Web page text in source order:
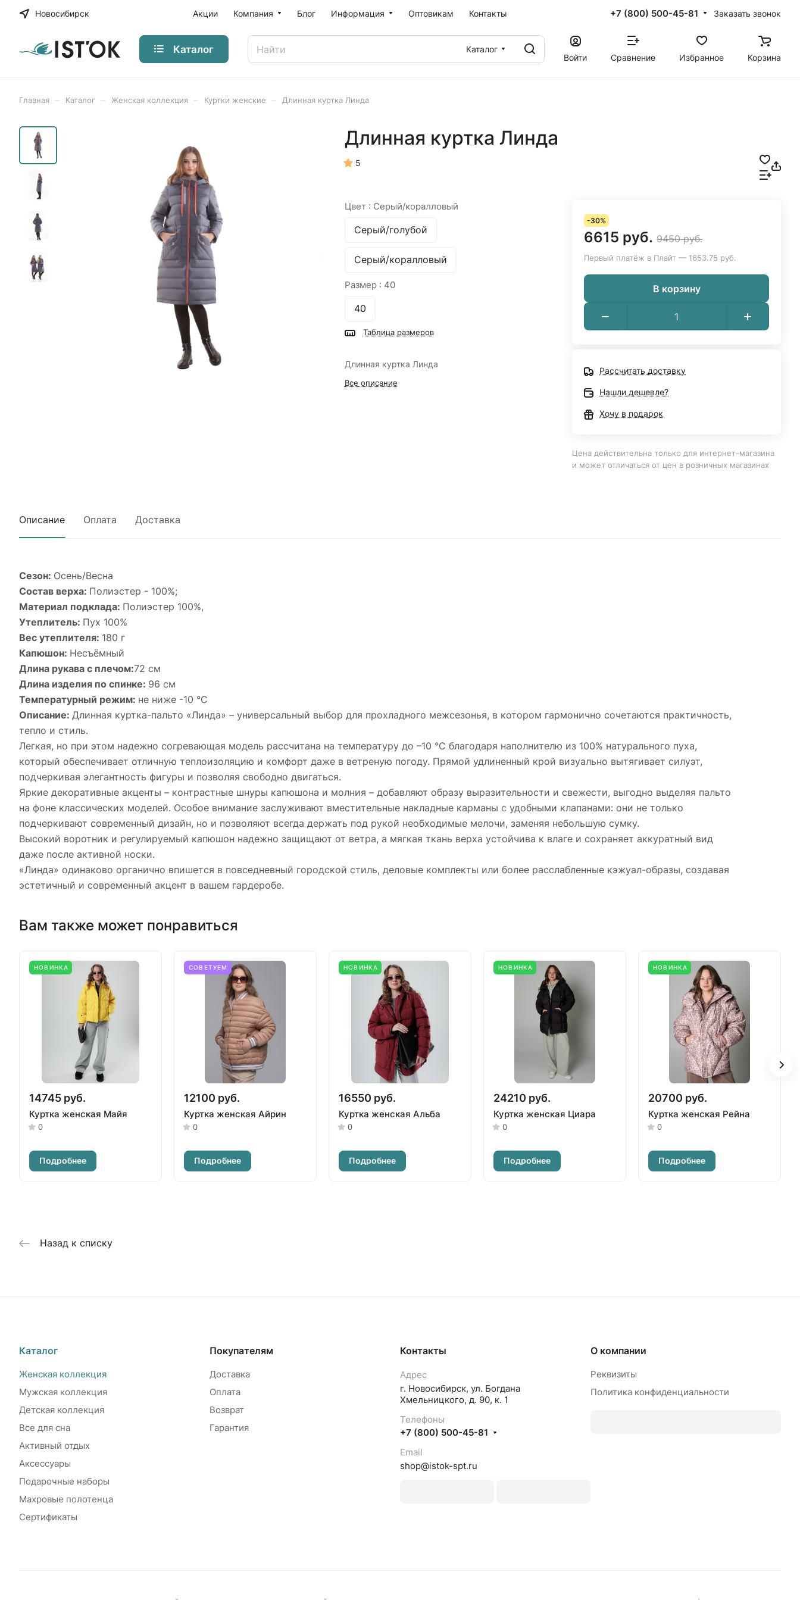
Новосибирск Акции Компания Блог Информация Оптовикам Контакты +7 (800) 500-45-81 Заказать звонок
Каталог
Каталог
Войти
Сравнение Избранное Корзина
Главная Каталог Женская коллекция Куртки женские Длинная куртка Линда
Длинная куртка Линда
5
Цвет : Серый/коралловый
Серый/голубой
Серый/коралловый
Размер : 40
40
Таблица размеров
Длинная куртка Линда
Все описание
-30%
6615 руб. 9450 руб.
Первый платёж в Плайт — 1653.75 руб.
В корзину
Рассчитать доставку
Нашли дешевле?
Хочу в подарок
Цена действительна только для интернет-магазина
и может отличаться от цен в розничных магазинах
Описание Оплата Доставка
Сезон: Осень/Весна
Состав верха: Полиэстер - 100%;
Материал подклада: Полиэстер 100%,
Утеплитель: Пух 100%
Вес утеплителя: 180 г
Капюшон: Несъёмный
Длина рукава с плечом:72 см
Длина изделия по спинке: 96 см
Температурный режим: не ниже -10 °С
Описание: Длинная куртка-пальто «Линда» – универсальный выбор для прохладного межсезонья, в котором гармонично сочетаются практичность,
тепло и стиль.
Легкая, но при этом надежно согревающая модель рассчитана на температуру до –10 °С благодаря наполнителю из 100% натурального пуха,
который обеспечивает отличную теплоизоляцию и комфорт даже в ветреную погоду. Прямой удлиненный крой визуально вытягивает силуэт,
подчеркивая элегантность фигуры и позволяя свободно двигаться.
Яркие декоративные акценты – контрастные шнуры капюшона и молния – добавляют образу выразительности и свежести, выгодно выделяя пальто
на фоне классических моделей. Особое внимание заслуживают вместительные накладные карманы с удобными клапанами: они не только
подчеркивают современный дизайн, но и позволяют всегда держать под рукой необходимые мелочи, заменяя небольшую сумку.
Высокий воротник и регулируемый капюшон надежно защищают от ветра, а мягкая ткань верха устойчива к влаге и сохраняет аккуратный вид
даже после активной носки.
«Линда» одинаково органично впишется в повседневный городской стиль, деловые комплекты или более расслабленные кэжуал-образы, создавая
эстетичный и современный акцент в вашем гардеробе.
Вам также может понравиться
НОВИНКА
14745 руб.
Куртка женская Майя
0
Подробнее
СОВЕТУЕМ
12100 руб.
Куртка женская Айрин
0
Подробнее
НОВИНКА
16550 руб.
Куртка женская Альба
0
Подробнее
НОВИНКА
24210 руб.
Куртка женская Циара
0
Подробнее
НОВИНКА
20700 руб.
Куртка женская Рейна
0
Подробнее
Назад к списку
Каталог
Женская коллекция
Мужская коллекция
Детская коллекция
Все для сна
Активный отдых
Аксессуары
Подарочные наборы
Махровые полотенца
Сертификаты
Покупателям
Доставка
Оплата
Возврат
Гарантия
Контакты
Адрес
г. Новосибирск, ул. Богдана
Хмельницкого, д. 90, к. 1
Телефоны
+7 (800) 500-45-81
Email
shop@istok-spt.ru
О компании
Реквизиты
Политика конфиденциальности